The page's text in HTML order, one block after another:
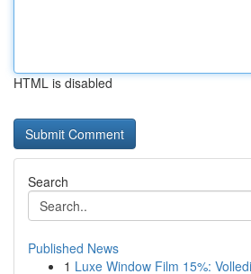
HTML is disabled
Search
Published News
1 Luxe Window Film 15%: